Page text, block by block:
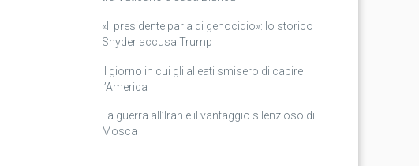
«Il presidente parla di genocidio»: lo storico
Snyder accusa Trump
Il giorno in cui gli alleati smisero di capire
l’America
La guerra all’Iran e il vantaggio silenzioso di
Mosca